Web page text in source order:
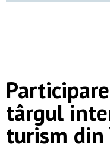
târgul
turism din